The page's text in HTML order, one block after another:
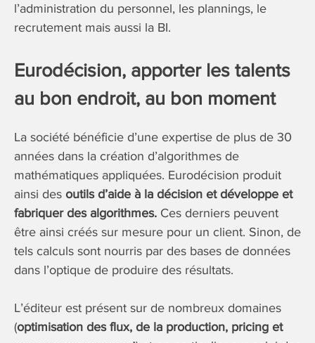
l’administration du personnel, les plannings, le
recrutement mais aussi la BI.
Eurodécision, apporter les talents
au bon endroit, au bon moment
La société bénéficie d’une expertise de plus de 30
années dans la création d’algorithmes de
mathématiques appliquées. Eurodécision produit
ainsi des outils d’aide à la décision et développe et
fabriquer des algorithmes. Ces derniers peuvent
être ainsi créés sur mesure pour un client. Sinon, de
tels calculs sont nourris par des bases de données
dans l’optique de produire des résultats.
L’éditeur est présent sur de nombreux domaines
(optimisation des flux, de la production, pricing et